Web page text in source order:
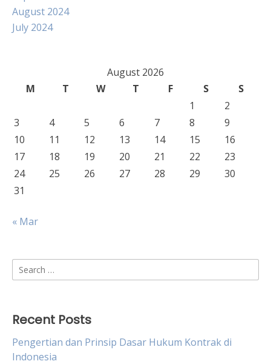
August 2024
July 2024
August 2026
M
T W T F S
S
1
2
3
4 5 6 7 8
9
10
11 12 13 14 15
16
17
18 19 20 21 22
23
24
25 26 27 28 29
30
31
« Mar
Search
for:
Recent Posts
Pengertian dan Prinsip Dasar Hukum Kontrak di
Indonesia